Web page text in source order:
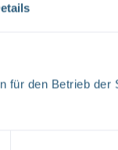
den Betrieb